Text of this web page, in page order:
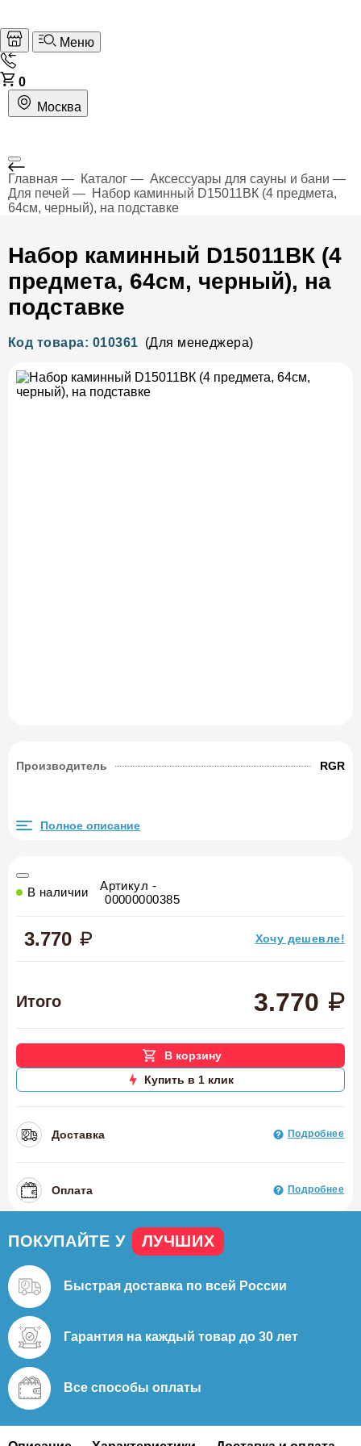
Меню
0
Москва
Главная Каталог
Аксессуары для сауны и бани
Для печей
Набор каминный D15011ВК (4 предмета,
64см, черный), на подставке
Набор каминный D15011ВК (4
предмета, 64см, черный), на
подставке
Код товара: 010361 (Для менеджера)
Производитель RGR
Полное описание
В наличии
Артикул -
00000000385
3.770 Хочу дешевле!
Итого 3.770
В корзину
Купить в 1 клик
Доставка Подробнее
Оплата Подробнее
ПОКУПАЙТЕ У ЛУЧШИХ
Быстрая доставка по всей России
Гарантия на каждый товар до 30 лет
Все способы оплаты